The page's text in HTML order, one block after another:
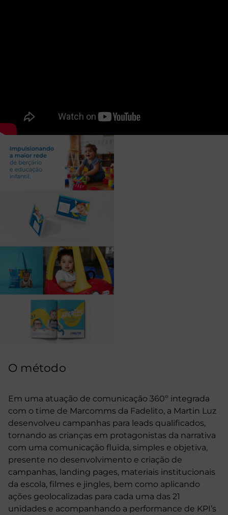
O método
Em uma atuação de comunicação 360º integrada
com o time de Marcomms da Fadelito, a Martin Luz
desenvolveu campanhas para leads qualificados,
tornando as crianças em protagonistas da narrativa
com uma comunicação fluida, simples e objetiva,
presente no desenvolvimento e criação de
campanhas, landing pages, materiais institucionais
da escola, filmes e jingles, bem como aplicando
ações geolocalizadas para cada uma das 21
unidades e acompanhando a performance de KPI’s